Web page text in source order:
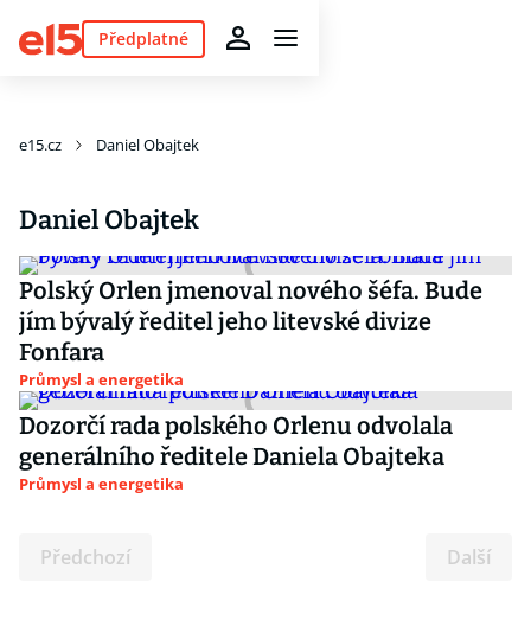
Předplatné
e15.cz Daniel Obajtek
Daniel Obajtek
Polský Orlen jmenoval nového šéfa. Bude
jím bývalý ředitel jeho litevské divize
Fonfara
Průmysl a energetika
Dozorčí rada polského Orlenu odvolala
generálního ředitele Daniela Obajteka
Průmysl a energetika
Předchozí Další